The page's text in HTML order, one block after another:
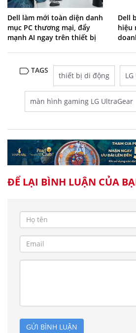
Dell làm mới toàn diện danh
mục PC thương mại, đẩy
mạnh AI ngay trên thiết bị
Dell
hiệu
TAGS
thiết bị di động
màn hình gaming LG UltraGear
ĐỂ LẠI BÌNH LUẬN CỦA
GỬI BÌNH LUẬN